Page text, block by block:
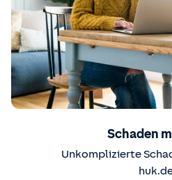
Schaden
Unkomplizierte